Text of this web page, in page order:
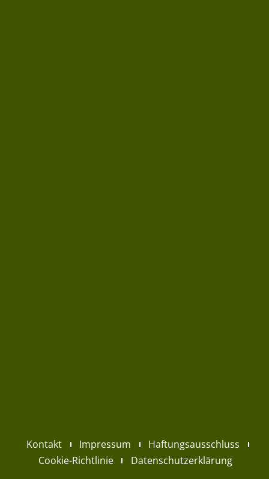
Kontakt Impressum
Haftungsausschluss
Cookie-Richtlinie
Datenschutzerklärung